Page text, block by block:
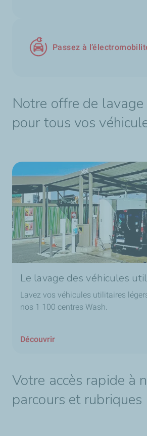
Passez à
Notre offre de
pour tous vos
Le lavage des véhicules
Lavez vos véhicules utilitaires
nos 1 100 centres Wash.
Découvrir
Votre accès rapide à
parcours et rubriques